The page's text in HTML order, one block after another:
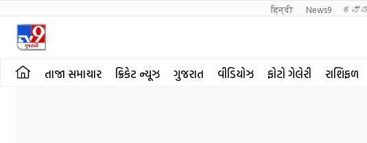
हिन्दी News9
તાજા સમાચાર ક્રિકેટ ન્યૂઝ ગુજરાત વીડિયોઝ ફોટો ગેલેરી રાશિફળ